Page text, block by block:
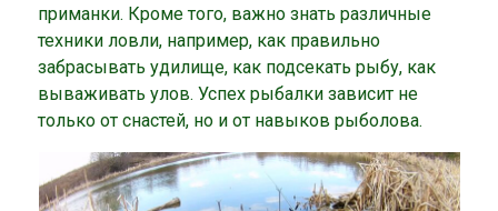
приманки. Кроме того, важно знать различные
техники ловли, например, как правильно
забрасывать удилище, как подсекать рыбу, как
вываживать улов. Успех рыбалки зависит не
только от снастей, но и от навыков рыболова.